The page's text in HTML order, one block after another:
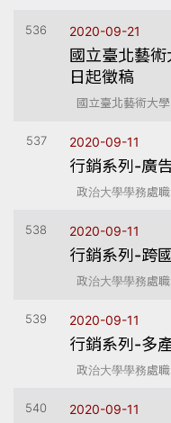
536 2020-09-21
國立臺北藝
日起徵稿
國立臺北藝術大
537 2020-09-11
行銷系列-廣
政治大學學務處
538 2020-09-11
行銷系列-跨
政治大學學務處
539 2020-09-11
行銷系列-多
政治大學學務處
540 2020-09-11